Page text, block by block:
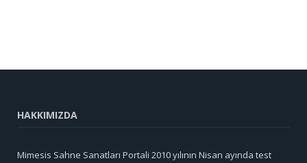
HAKKIMIZDA
Mimesis Sahne Sanatları Portali 2010 yılının Nisan ayında test